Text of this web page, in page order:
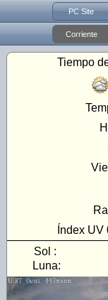
PC Site
Corriente
Tiempo
Índex UV
Sol :
Luna: